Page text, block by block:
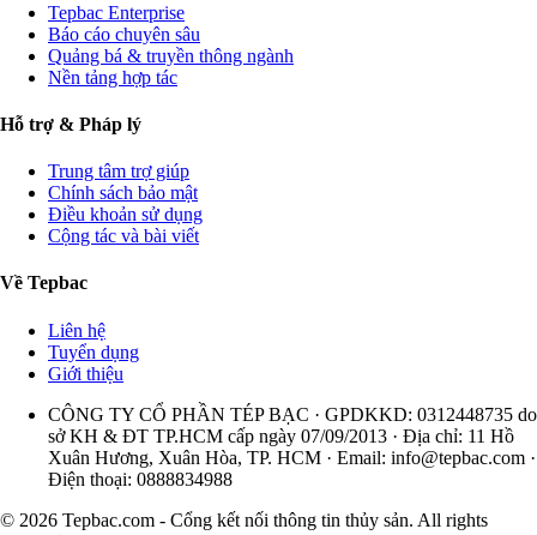
Tepbac Enterprise
Báo cáo chuyên sâu
Quảng bá & truyền thông ngành
Nền tảng hợp tác
Hỗ trợ & Pháp lý
Trung tâm trợ giúp
Chính sách bảo mật
Điều khoản sử dụng
Cộng tác và bài viết
Về Tepbac
Liên hệ
Tuyển dụng
Giới thiệu
CÔNG TY CỔ PHẦN TÉP BẠC · GPDKKD: 0312448735 do
sở KH & ĐT TP.HCM cấp ngày 07/09/2013 · Địa chỉ: 11 Hồ
Xuân Hương, Xuân Hòa, TP. HCM · Email: info@tepbac.com ·
Điện thoại: 0888834988
© 2026 Tepbac.com - Cổng kết nối thông tin thủy sản. All rights